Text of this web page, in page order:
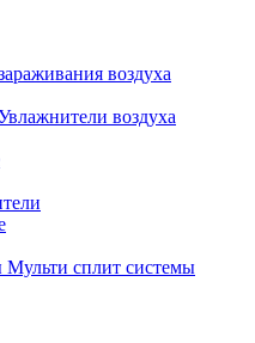
воздуха
воздуха
Мульти сплит системы